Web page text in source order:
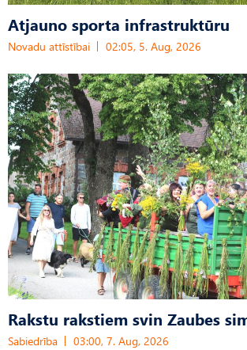
Atjauno sporta infrastruktūru
Novadu attīstībai 02:05, 5. Aug, 2026
Rakstu rakstiem svin Zaubes
Sabiedrība 03:00, 7. Aug, 2026